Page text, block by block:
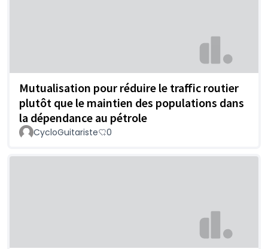
Mutualisation pour réduire le traffic routier
plutôt que le maintien des populations dans
la dépendance au pétrole
CycloGuitariste 0